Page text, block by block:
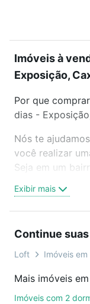
Imóveis à
Exposição,
Por que
dias -
Nós te
você realizar
Seja em um
oferta ideal de
- Exposição,
videochamada,
ainda conta
de imóveis.
Exibir mais
Continue suas
Loft Imóveis
Mais imóveis
Imóveis com 2